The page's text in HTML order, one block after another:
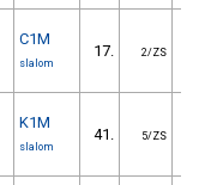
C1M
slalom
17. 2/ZS
K1M
slalom
41. 5/ZS